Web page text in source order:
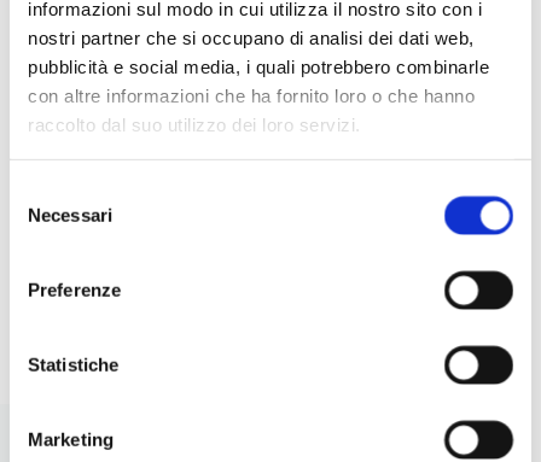
informazioni sul modo in cui utilizza il nostro sito con i
nostri partner che si occupano di analisi dei dati web,
pubblicità e social media, i quali potrebbero combinarle
con altre informazioni che ha fornito loro o che hanno
raccolto dal suo utilizzo dei loro servizi.
delNecessari
Preferenze
Statistiche
Marketing
LE RICETTE ITALIANE